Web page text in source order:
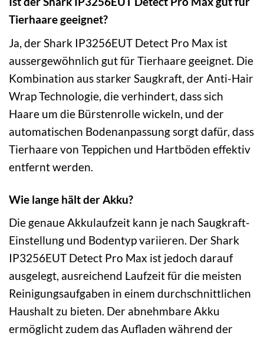
Tierhaare geeignet?
Ja, der Shark IP3256EUT Detect Pro Max ist
aussergewöhnlich gut für Tierhaare geeignet. Die
Kombination aus starker Saugkraft, der Anti-Hair
Wrap Technologie, die verhindert, dass sich
Haare um die Bürstenrolle wickeln, und der
automatischen Bodenanpassung sorgt dafür, dass
Tierhaare von Teppichen und Hartböden effektiv
entfernt werden.
Wie lange hält der Akku?
Die genaue Akkulaufzeit kann je nach Saugkraft-
Einstellung und Bodentyp variieren. Der Shark
IP3256EUT Detect Pro Max ist jedoch darauf
ausgelegt, ausreichend Laufzeit für die meisten
Reinigungsaufgaben in einem durchschnittlichen
Haushalt zu bieten. Der abnehmbare Akku
ermöglicht zudem das Aufladen während der